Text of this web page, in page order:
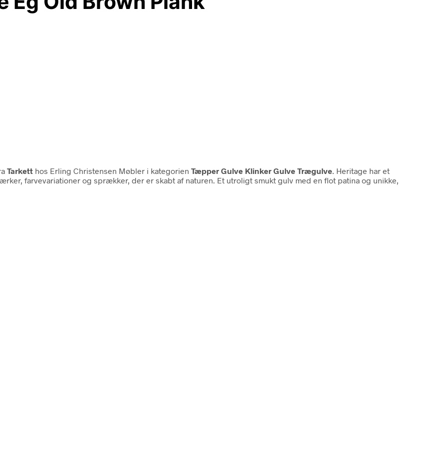
Tarkett hos Erling Christensen Møbler i kategorien Tæpper Gulve Klinker Gulve Trægulve . Heritage har et
farvevariationer og sprækker, der er skabt af naturen. Et utroligt smukt gulv med en flot patina og unikke,